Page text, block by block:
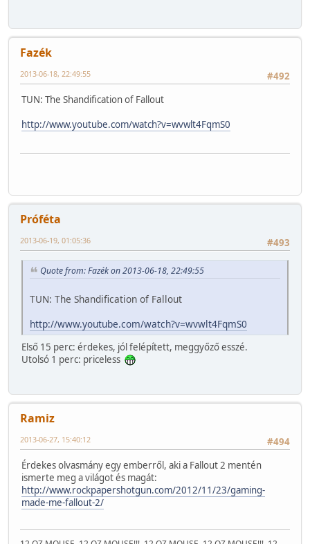
Fazék
#492
2013-06-18, 22:49:55
TUN: The Shandification of Fallout
http://www.youtube.com/watch?v=wvwlt4FqmS0
Próféta
#493
2013-06-19, 01:05:36
Quote from: Fazék on 2013-06-18, 22:49:55
TUN: The Shandification of Fallout
http://www.youtube.com/watch?v=wvwlt4FqmS0
Első 15 perc: érdekes, jól felépített, meggyőző esszé.
Utolsó 1 perc: priceless
Ramiz
#494
2013-06-27, 15:40:12
Érdekes olvasmány egy emberről, aki a Fallout 2 mentén
ismerte meg a világot és magát:
http://www.rockpapershotgun.com/2012/11/23/gaming-
made-me-fallout-2/